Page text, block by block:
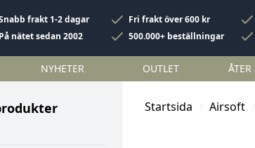
frakt 1-2 dagar Fri frakt över 600 kr
På nätet sedan 2002
500.000+ beställningar
NYHETER OUTLET
Startsida Airsoft